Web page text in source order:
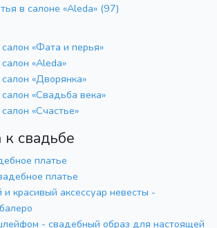
в салоне «Aleda» (97)
«Фата и перья»
«Aleda»
«Дворянка»
«Свадьба века»
«Счастье»
свадьбе
платье
платье
красивый аксессуар невесты -
- свадебный образ для настоящей